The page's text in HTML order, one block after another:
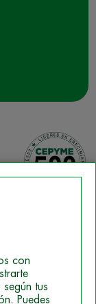
con
tus
Puedes